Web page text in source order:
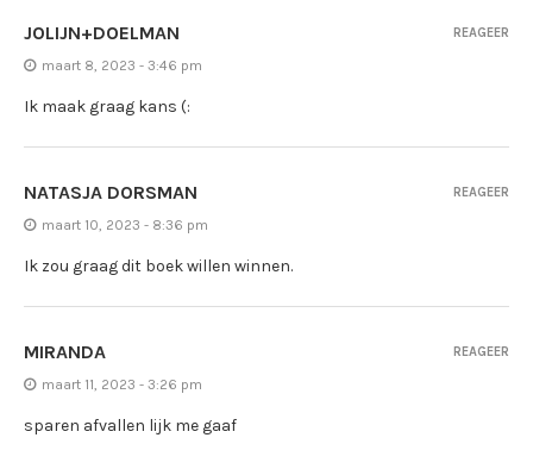
JOLIJN+DOELMAN
maart 8, 2023 - 3:46 pm
Ik maak graag kans (:
REAGEER
NATASJA DORSMAN
maart 10, 2023 - 8:36 pm
Ik zou graag dit boek willen winnen.
REAGEER
MIRANDA
maart 11, 2023 - 3:26 pm
sparen afvallen lijk me gaaf
REAGEER